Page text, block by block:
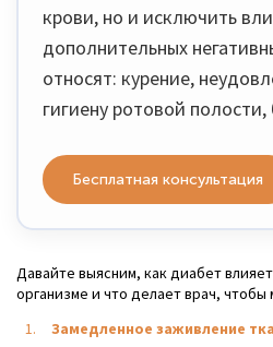
крови, но и исключить
дополнительных
относят: курение,
гигиену ротовой
Бесплатная консультация
Давайте выясним, как диабет
организме и что делает врач,
Замедленное заживление